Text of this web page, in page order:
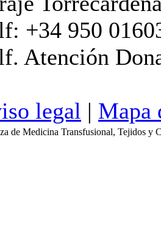
+34 950
Atención
legal | Mapa
de Medicina Transfusional, Tejidos y